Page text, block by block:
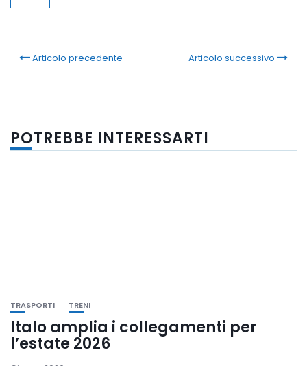
Articolo precedente Articolo successivo
POTREBBE INTERESSARTI
TRASPORTI TRENI
Italo amplia i collegamenti per
l’estate 2026